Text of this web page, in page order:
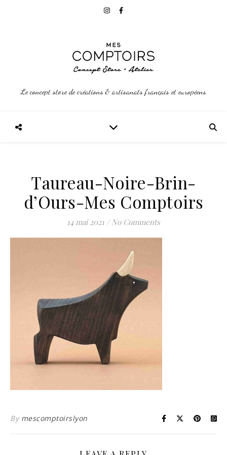
Le concept store de créations & artisanats français et européens
Taureau-Noire-Brin-
d’Ours-Mes Comptoirs
14 mai 2021 / No Comments
By mescomptoirslyon